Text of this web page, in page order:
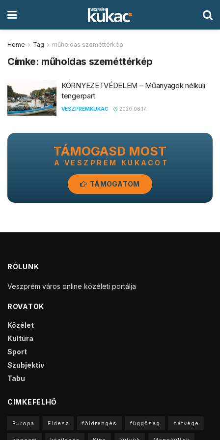
Home Tag műholdas szeméttérkép
Címke: műholdas szeméttérkép
KÖRNYEZETVÉDELEM – Műanyagok nélküli
tengerpart
VESZPREMKUKAC 2020.08.17.
TÁMOGASD MOST
A VESZPRÉM KUKACOT
TÁMOGATOM
RÓLUNK
Veszprém város online közéleti portálja
ROVATOK
Közélet
Kultúra
Sport
Szubjektív
Tabu
CIMKEFELHŐ
Europa Fidesz földrengés függőség hétvége